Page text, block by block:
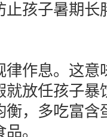
止孩子暑期长
作息。这意
就放任孩子暴
衡，多吃富含
。